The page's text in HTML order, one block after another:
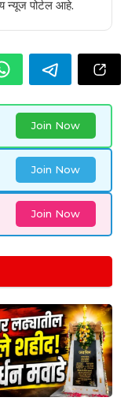
न्यूज पोर्टल आहे.
Join Now
Join Now
Join Now